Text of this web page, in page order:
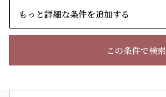
もっと詳細な条件を追加する
この条件で検索